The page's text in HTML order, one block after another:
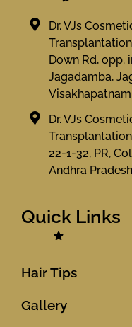
Dr. VJs
Transplantation
Down Rd, opp.
Jagadamba,
Dr. VJs
22-1-32, PR,
Andhra
Quick Links
Hair Tips
Gallery